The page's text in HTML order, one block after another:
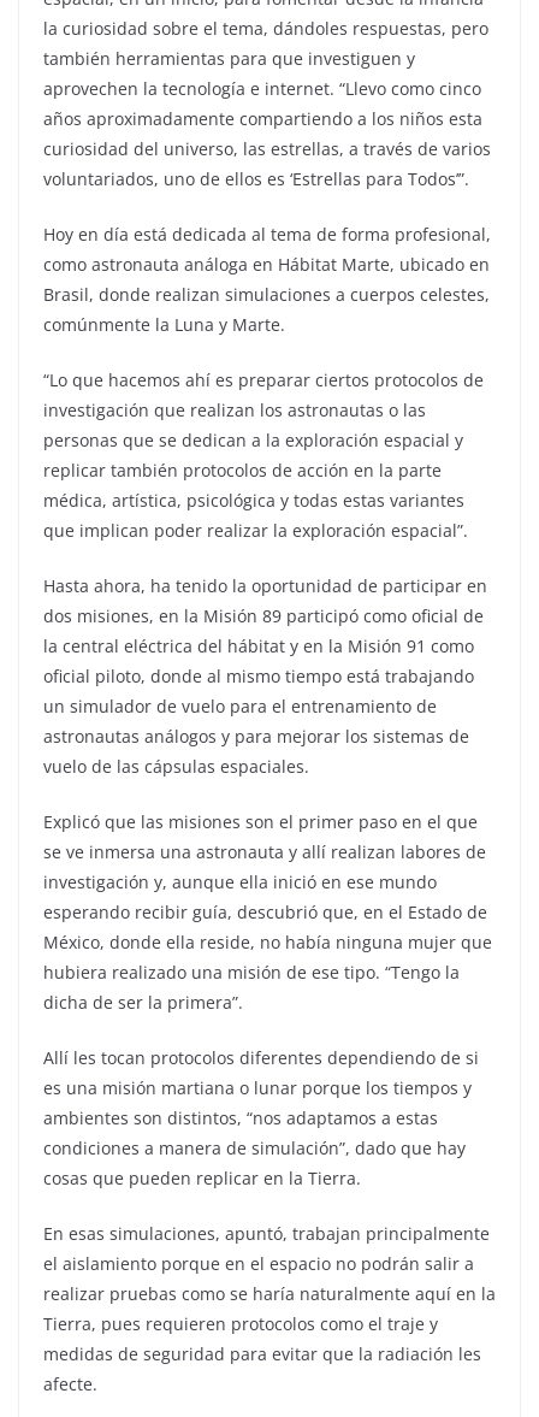
la curiosidad sobre el tema, dándoles respuestas, pero
también herramientas para que investiguen y
aprovechen la tecnología e internet. “Llevo como cinco
años aproximadamente compartiendo a los niños esta
curiosidad del universo, las estrellas, a través de varios
voluntariados, uno de ellos es ‘Estrellas para Todos’”.
Hoy en día está dedicada al tema de forma profesional,
como astronauta análoga en Hábitat Marte, ubicado en
Brasil, donde realizan simulaciones a cuerpos celestes,
comúnmente la Luna y Marte.
“Lo que hacemos ahí es preparar ciertos protocolos de
investigación que realizan los astronautas o las
personas que se dedican a la exploración espacial y
replicar también protocolos de acción en la parte
médica, artística, psicológica y todas estas variantes
que implican poder realizar la exploración espacial”.
Hasta ahora, ha tenido la oportunidad de participar en
dos misiones, en la Misión 89 participó como oficial de
la central eléctrica del hábitat y en la Misión 91 como
oficial piloto, donde al mismo tiempo está trabajando
un simulador de vuelo para el entrenamiento de
astronautas análogos y para mejorar los sistemas de
vuelo de las cápsulas espaciales.
Explicó que las misiones son el primer paso en el que
se ve inmersa una astronauta y allí realizan labores de
investigación y, aunque ella inició en ese mundo
esperando recibir guía, descubrió que, en el Estado de
México, donde ella reside, no había ninguna mujer que
hubiera realizado una misión de ese tipo. “Tengo la
dicha de ser la primera”.
Allí les tocan protocolos diferentes dependiendo de si
es una misión martiana o lunar porque los tiempos y
ambientes son distintos, “nos adaptamos a estas
condiciones a manera de simulación”, dado que hay
cosas que pueden replicar en la Tierra.
En esas simulaciones, apuntó, trabajan principalmente
el aislamiento porque en el espacio no podrán salir a
realizar pruebas como se haría naturalmente aquí en la
Tierra, pues requieren protocolos como el traje y
medidas de seguridad para evitar que la radiación les
afecte.